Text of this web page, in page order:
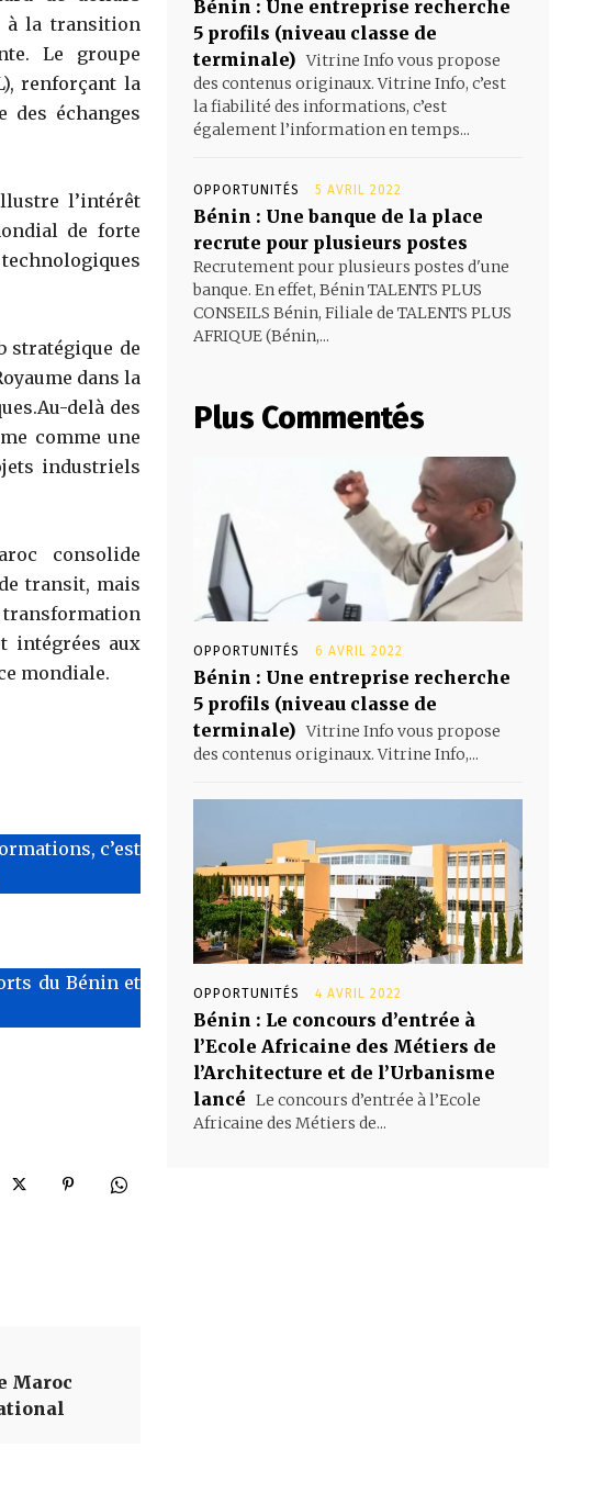
à la transition
Le groupe
renforçant la
des échanges
l’intérêt
de forte
stratégique de
dans la
delà des
comme une
industriels
consolide
transit, mais
transformation
intégrées aux
mondiale.
c’est
du Bénin et
Maroc
Bénin : Une entreprise recherche
5 profils (niveau classe de
terminale) Vitrine Info vous propose
des contenus originaux. Vitrine Info, c’est
la fiabilité des informations, c’est
également l’information en temps...
OPPORTUNITÉS 5 AVRIL 2022
Bénin : Une banque de la place
recrute pour plusieurs postes
Recrutement pour plusieurs postes d'une
banque. En effet, Bénin TALENTS PLUS
CONSEILS Bénin, Filiale de TALENTS PLUS
AFRIQUE (Bénin,...
Plus Commentés
OPPORTUNITÉS 6 AVRIL 2022
Bénin : Une entreprise recherche
5 profils (niveau classe de
terminale) Vitrine Info vous propose
des contenus originaux. Vitrine Info,...
OPPORTUNITÉS 4 AVRIL 2022
Bénin : Le concours d’entrée à
l’Ecole Africaine des Métiers de
l’Architecture et de l’Urbanisme
lancé Le concours d’entrée à l’Ecole
Africaine des Métiers de...